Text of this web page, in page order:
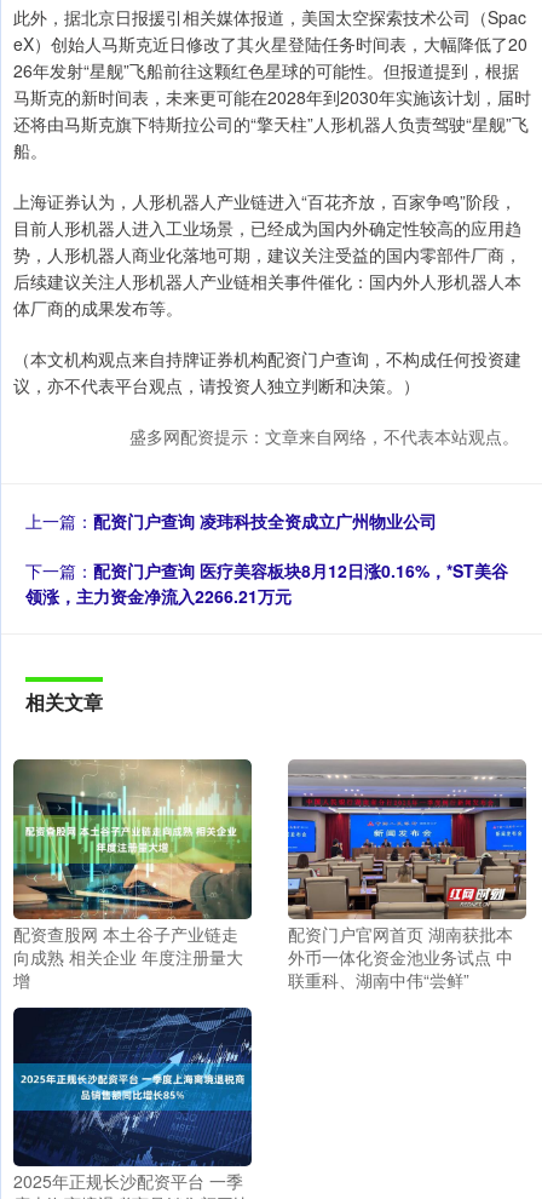
此外，据北京日报援引相关媒体报道，美国太空探索技术公司（Spac
eX）创始人马斯克近日修改了其火星登陆任务时间表，大幅降低了20
26年发射“星舰”飞船前往这颗红色星球的可能性。但报道提到，根据
马斯克的新时间表，未来更可能在2028年到2030年实施该计划，届时
还将由马斯克旗下特斯拉公司的“擎天柱”人形机器人负责驾驶“星舰”飞
船。
上海证券认为，人形机器人产业链进入“百花齐放，百家争鸣”阶段，
目前人形机器人进入工业场景，已经成为国内外确定性较高的应用趋
势，人形机器人商业化落地可期，建议关注受益的国内零部件厂商，
后续建议关注人形机器人产业链相关事件催化：国内外人形机器人本
体厂商的成果发布等。
（本文机构观点来自持牌证券机构配资门户查询，不构成任何投资建
议，亦不代表平台观点，请投资人独立判断和决策。）
盛多网配资提示：文章来自网络，不代表本站观点。
上一篇： 配资门户查询 凌玮科技全资成立广州物业公司
下一篇： 配资门户查询 医疗美容板块8月12日涨0.16%，*ST美谷
领涨，主力资金净流入2266.21万元
相关文章
配资查股网 本土谷子产业链走
向成熟 相关企业 年度注册量大
增
配资门户官网首页 湖南获批本
外币一体化资金池业务试点 中
联重科、湖南中伟“尝鲜”
2025年正规长沙配资平台 一季